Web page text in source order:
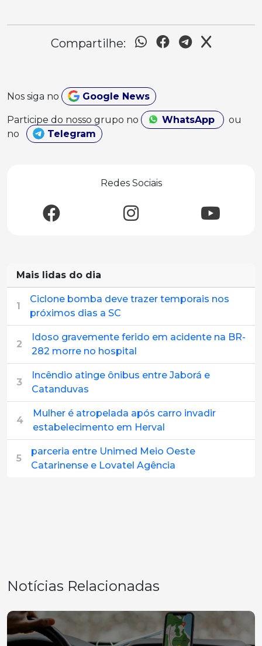
Compartilhe:
Nos siga no Google News
Participe do nosso grupo no WhatsApp
ou
no
Telegram
Redes Sociais
Mais lidas do dia
1
Ciclone bomba deve trazer temporais nos
próximos dias a SC
2
Idoso gravemente ferido em acidente na BR-
282 morre no hospital
3
Incêndio atinge ônibus entre Jaborá e
Catanduvas
4
Mulher é atropelada após carro invadir
estabelecimento em Herval
5
parceria entre Unimed Meio Oeste
Catarinense e Lovatel Agência
Notícias Relacionadas